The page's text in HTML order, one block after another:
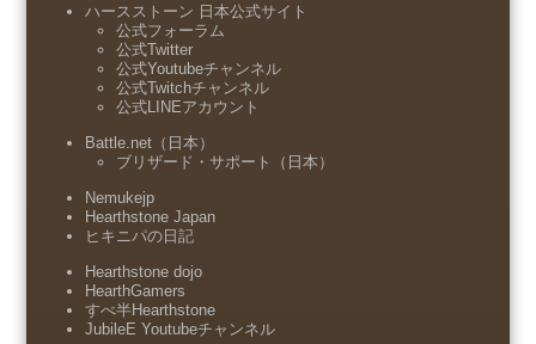
ハースストーン 日本公式サイト
公式フォーラム
公式Twitter
公式Youtubeチャンネル
公式Twitchチャンネル
公式LINEアカウント
Battle.net（日本）
ブリザード・サポート（日本）
Nemukejp
Hearthstone Japan
ヒキニパの日記
Hearthstone dojo
HearthGamers
すべ半Hearthstone
JubileE Youtubeチャンネル